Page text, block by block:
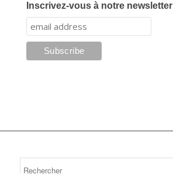
Inscrivez-vous à notre newsletter